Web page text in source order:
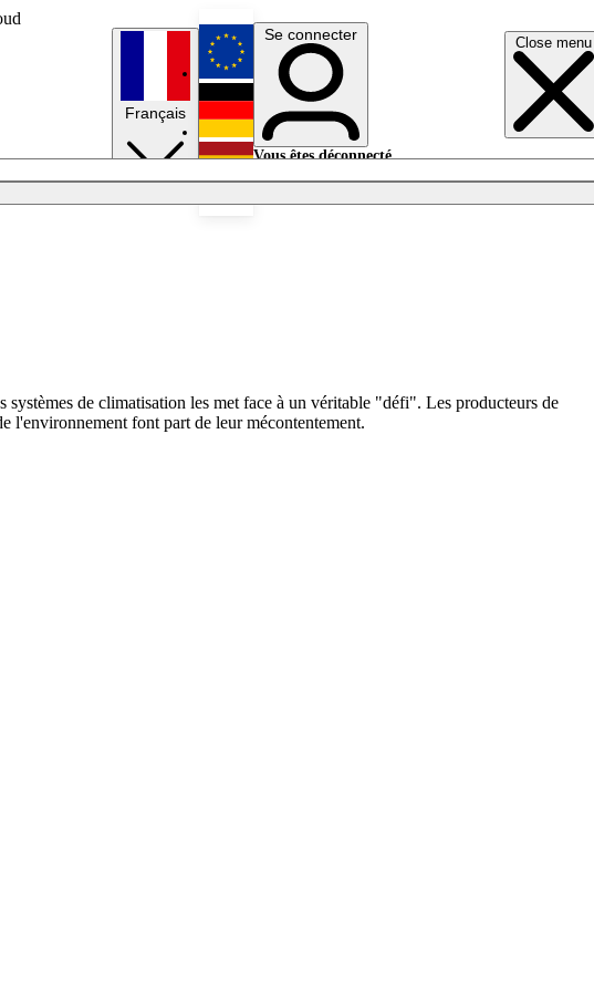
Close menu
Français
English
Deutsch
Se connecter
Vous êtes déconnecté.
de climatisation les met face à un véritable "défi". Les producteurs de
l'environnement font part de leur mécontentement.